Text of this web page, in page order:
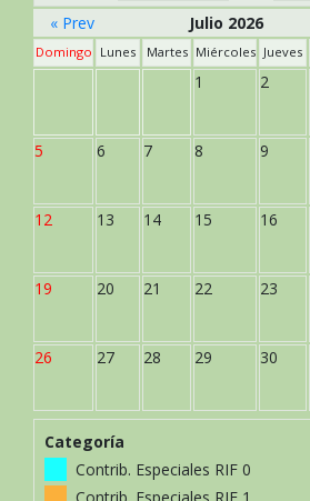
« Prev
Julio 2026
Domingo Lunes Martes Miércoles Jueves
1 2
5 6 7 8 9
12 13 14 15 16
19 20 21 22 23
26 27 28 29 30
Categoría
Contrib. Especiales RIF 0
Contrib. Especiales RIF 1